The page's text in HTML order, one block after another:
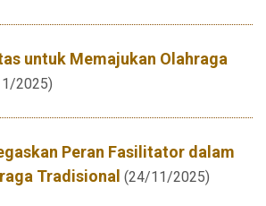
untuk Memajukan Olahraga
2025)
Peran Fasilitator dalam
Tradisional (24/11/2025)